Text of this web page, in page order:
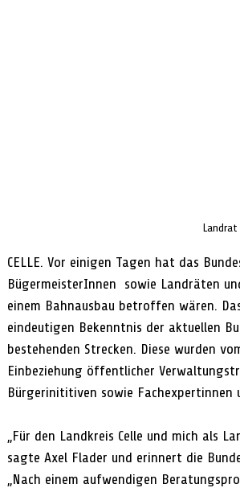
CELLE. Vor einigen Tagen hat das
BügermeisterInnen  sowie Landräten
einem Bahnausbau betroffen wären.
eindeutigen Bekenntnis der aktuellen
bestehenden Strecken. Diese wurden
Einbeziehung öffentlicher
Bürgerinititiven sowie
„Für den Landkreis Celle und mich als
sagte Axel Flader und erinnert die
„Nach einem aufwendigen